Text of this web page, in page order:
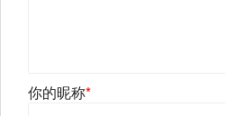
你的昵称*